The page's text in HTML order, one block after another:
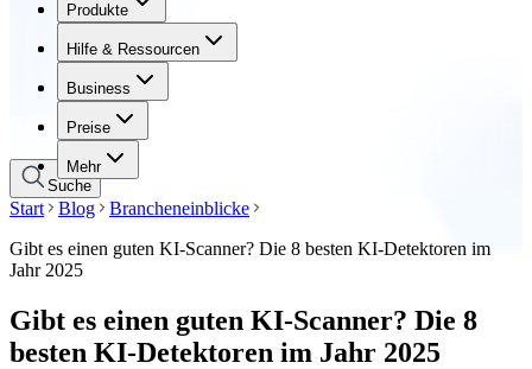
Produkte
Hilfe & Ressourcen
Business
Preise
Mehr
Produkte
Hilfe & Ressourcen
Business
Preise
Suche
Start Blog
Brancheneinblicke
Gibt es einen guten KI-Scanner? Die 8 besten KI-Detektoren im
Jahr 2025
Gibt es einen guten KI-Scanner? Die 8
besten KI-Detektoren im Jahr 2025